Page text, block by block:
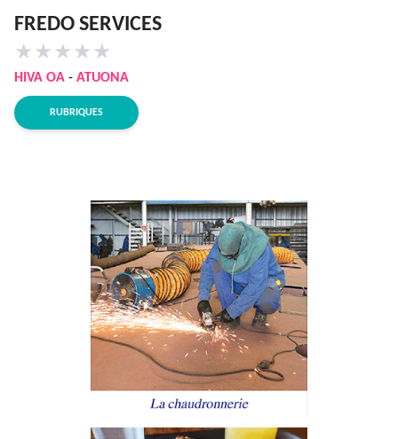
FREDO SERVICES
★ ★ ★ ★ ★
HIVA OA - ATUONA
RUBRIQUES